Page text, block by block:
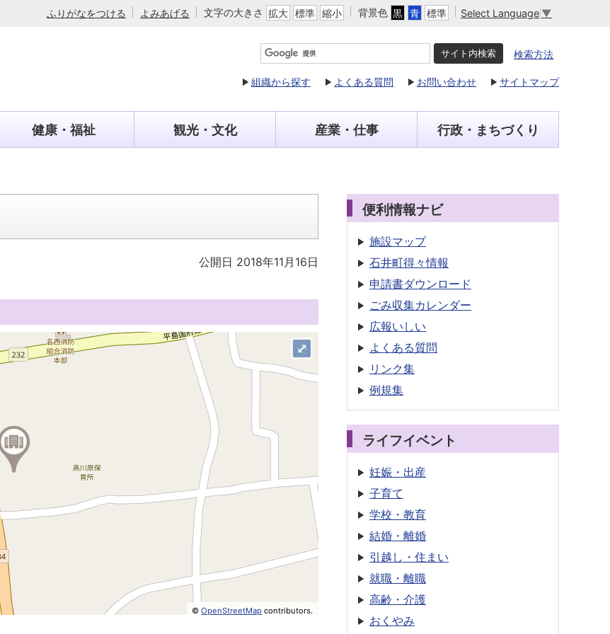
ふりがなをつける よみあげる 文字の大きさ 拡大 標準 縮小 背景色 黒 青 標準 Select Language ▼
検索方法
組織から探す よくある質問 お問い合わせ サイトマップ
健康・福祉 観光・文化 産業・仕事 行政・まちづくり
公開日 2018年11月16日
©OpenStreetMap contributors.
⤢
便利情報ナビ
施設マップ
石井町得々情報
申請書ダウンロード
ごみ収集カレンダー
広報いしい
よくある質問
リンク集
例規集
ライフイベント
妊娠・出産
子育て
学校・教育
結婚・離婚
引越し・住まい
就職・離職
高齢・介護
おくやみ